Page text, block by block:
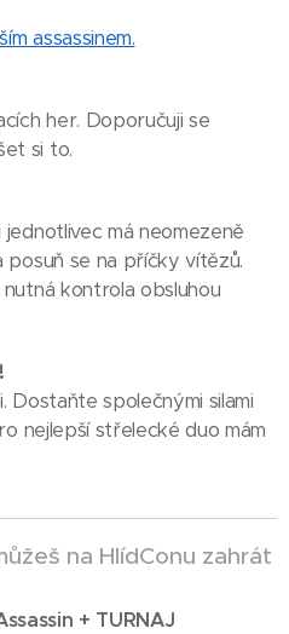
assassinem.
her. Doporučuji se
si to.
má neomezeně
posuň se na příčky vítězů.
kontrola obsluhou
Dostaňte společnými silami
nejlepší střelecké duo mám
na HlídConu zahrát
+ TURNAJ